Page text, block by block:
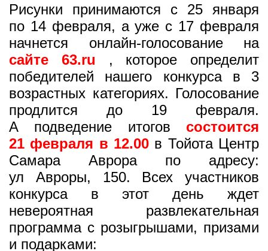
Рисунки принимаются с 25 января
по 14 февраля, а уже с 17 февраля
начнется онлайн-голосование на
сайте 63.ru
, которое определит
победителей нашего конкурса в 3
возрастных категориях. Голосование
продлится до 19 февраля.
А подведение итогов состоится
21 февраля в 12.00 в Тойота Центр
Самара Аврора по адресу:
ул Авроры, 150. Всех участников
конкурса в этот день ждет
невероятная развлекательная
программа с розыгрышами, призами
и подарками: